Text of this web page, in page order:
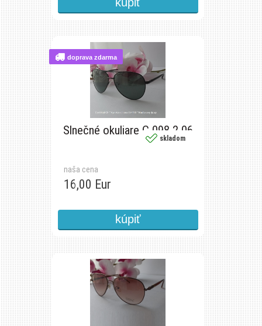
Slnečné okuliare C 098 2 06
naša cena
16,00 Eur
skladom
doprava zdarma